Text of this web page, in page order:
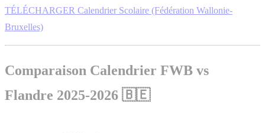
TÉLÉCHARGER Calendrier Scolaire (Fédération Wallonie-
Bruxelles)
Comparaison Calendrier FWB vs
Flandre 2025-2026 🇧🇪